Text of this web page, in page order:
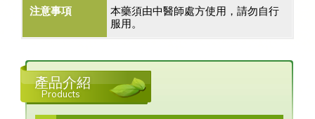
注意事項
本藥須由中醫師處方使用，請勿自行
服用。
產品介紹
Products